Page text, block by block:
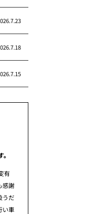
有
感謝
うだ
い車